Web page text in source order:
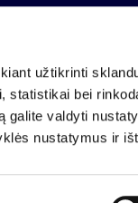
užtikrinti
bei
galite valdyti
nustatymus ir
kodas 121304349
mokėtojo kodas
VĮ Registrų
LT25 4010 0424